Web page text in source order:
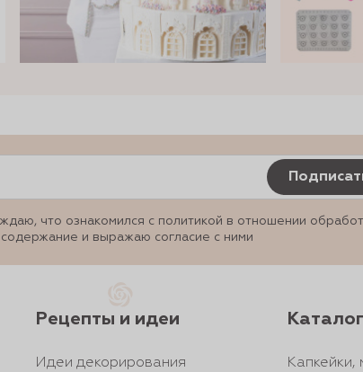
что ознакомился с политикой в отношении
и выражаю согласие с ними
Рецепты и идеи
Идеи декорирования
Капкейки,